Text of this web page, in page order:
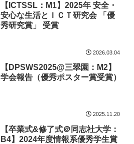
【ICTSSL：M1】2025年 安全・
安心な生活とＩＣＴ研究会 「優
秀研究賞」 受賞
2026.03.04
【DPSWS2025@三翠園：M2】
学会報告（優秀ポスター賞受賞）
2025.11.20
【卒業式&修了式＠同志社大学：
B4】2024年度情報系優秀学生賞